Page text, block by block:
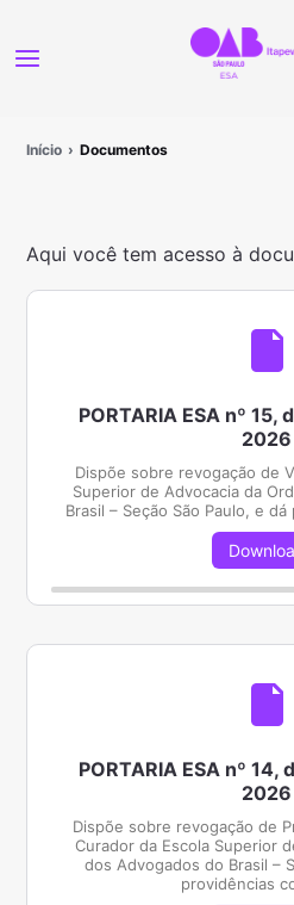
Início Documentos
Aqui você tem acesso à
PORTARIA ESA nº 15,
2026
Dispõe sobre revogação de
Superior de Advocacia da
Brasil – Seção São Paulo, e
PORTARIA ESA nº 14,
2026
Dispõe sobre revogação de
Curador da Escola Superior
dos Advogados do Brasil –
providências